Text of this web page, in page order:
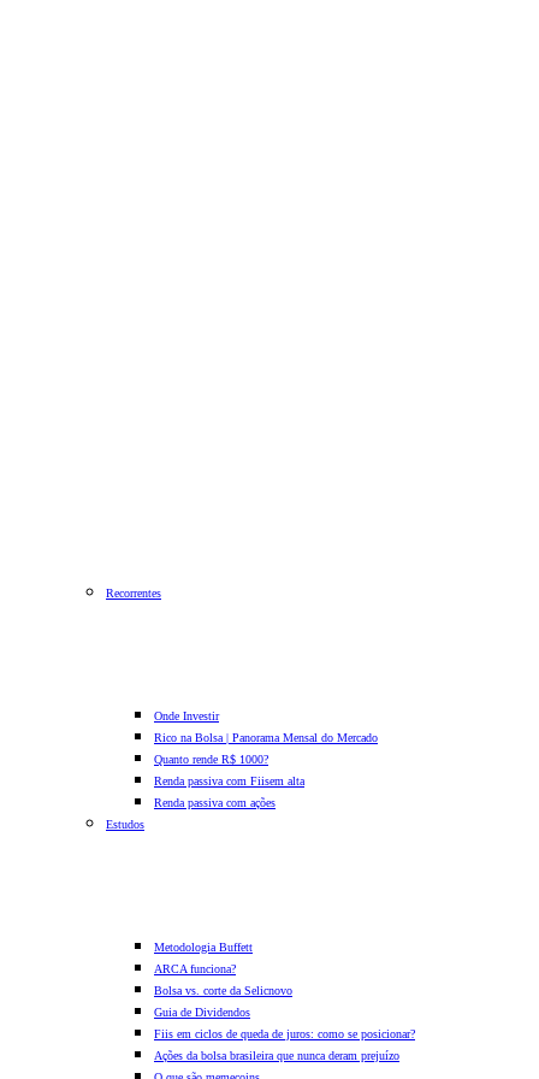
Recorrentes
Onde Investir
Rico na Bolsa | Panorama Mensal do Mercado
Quanto rende R$ 1000?
Renda passiva com Fiisem alta
Renda passiva com ações
Estudos
Metodologia Buffett
ARCA funciona?
Bolsa vs. corte da Selicnovo
Guia de Dividendos
Fiis em ciclos de queda de juros: como se posicionar?
Ações da bolsa brasileira que nunca deram prejuízo